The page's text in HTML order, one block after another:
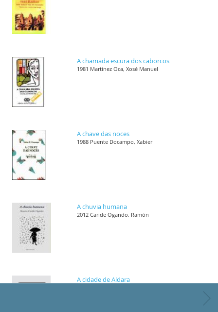
A chamada escura dos caborcos
1981 Martínez Oca, Xosé Manuel
A chave das noces
1988 Puente Docampo, Xabier
A chuvia humana
2012 Caride Ogando, Ramón
A cidade de Aldara